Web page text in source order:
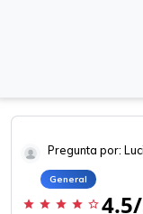
Pregunta por:
General
star star star star star_border